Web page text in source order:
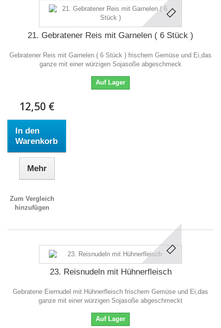
21. Gebratener Reis mit Garnelen ( 6 Stück )
Gebratener Reis mit Garnelen ( 6 Stück ) frischem Gemüse und Ei,das
ganze mit einer würzigen Sojasoße abgeschmeck
Auf Lager
12,50 €
In den
Warenkorb
Mehr
Zum Vergleich
hinzufügen
23. Reisnudeln mit Hühnerfleisch
Gebratene Eiernudel mit Hühnerfleisch frischem Gemüse und Ei,das
ganze mit einer würzigen Sojasoße abgeschmeckt
Auf Lager